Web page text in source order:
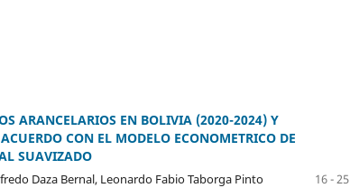
ARANCELARIOS EN BOLIVIA (2020-2024) Y
CON EL MODELO ECONOMETRICO DE
SUAVIZADO
Daza Bernal, Leonardo Fabio Taborga Pinto
16 - 25